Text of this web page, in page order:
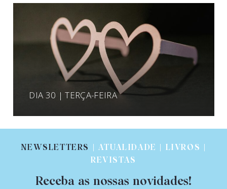
DIA 30 | TERÇA-FEIRA
NEWSLETTERS
| ATUALIDADE | LIVROS |
REVISTAS
Receba as nossas novidades!